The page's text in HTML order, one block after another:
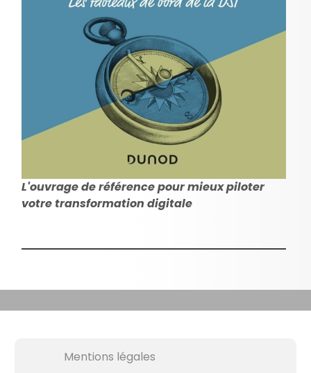
L'ouvrage de référence pour mieux piloter
votre transformation digitale
Mentions légales